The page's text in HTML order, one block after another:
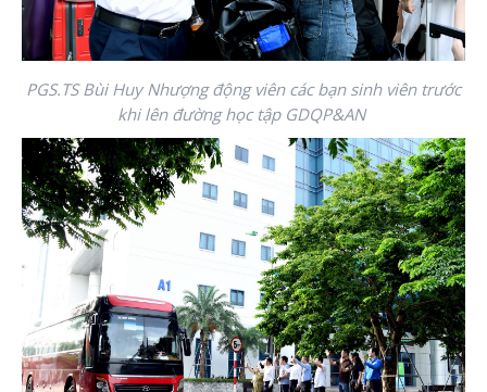
PGS.TS Bùi Huy Nhượng động viên các bạn sinh viên trước
khi lên đường học tập GDQP&AN